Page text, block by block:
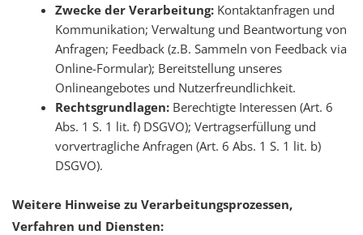
Zwecke der Verarbeitung: Kontaktanfragen und
Kommunikation; Verwaltung und Beantwortung von
Anfragen; Feedback (z.B. Sammeln von Feedback via
Online-Formular); Bereitstellung unseres
Onlineangebotes und Nutzerfreundlichkeit.
Rechtsgrundlagen: Berechtigte Interessen (Art. 6
Abs. 1 S. 1 lit. f) DSGVO); Vertragserfüllung und
vorvertragliche Anfragen (Art. 6 Abs. 1 S. 1 lit. b)
DSGVO).
Weitere Hinweise zu Verarbeitungsprozessen,
Verfahren und Diensten: